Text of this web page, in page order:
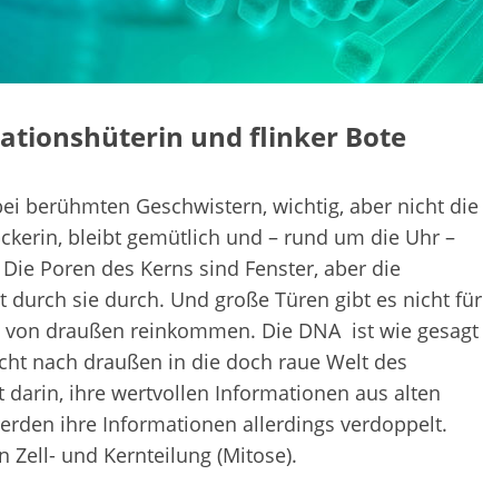
und flinker Bote
berühmten Geschwistern, wichtig, aber nicht die
bleibt gemütlich und – rund um die Uhr –
Poren des Kerns sind Fenster, aber die
durch sie durch. Und große Türen gibt es nicht für
von draußen reinkommen. Die DNA ist wie gesagt
nach draußen in die doch raue Welt des
darin, ihre wertvollen Informationen aus alten
ihre Informationen allerdings verdoppelt.
Zell- und Kernteilung (Mitose).